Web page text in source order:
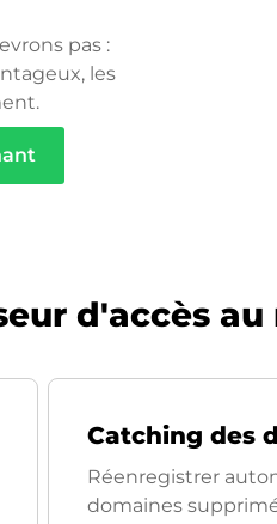
pas :
les
d'accès au
Catching des
Réenregistrer
domaines